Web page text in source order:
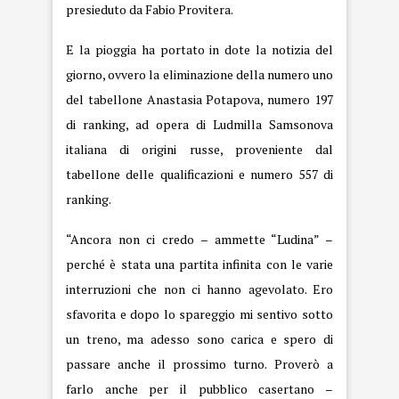
presieduto da Fabio Provitera.
E la pioggia ha portato in dote la notizia del
giorno, ovvero la eliminazione della numero uno
del tabellone Anastasia Potapova, numero 197
di ranking, ad opera di Ludmilla Samsonova
italiana di origini russe, proveniente dal
tabellone delle qualificazioni e numero 557 di
ranking.
“Ancora non ci credo – ammette “Ludina” –
perché è stata una partita infinita con le varie
interruzioni che non ci hanno agevolato. Ero
sfavorita e dopo lo spareggio mi sentivo sotto
un treno, ma adesso sono carica e spero di
passare anche il prossimo turno. Proverò a
farlo anche per il pubblico casertano –